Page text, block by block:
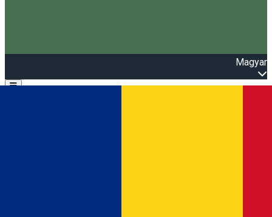
Magyar
Open main menu